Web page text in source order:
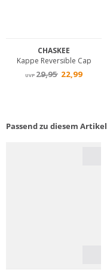
Passend zu diesem Artikel